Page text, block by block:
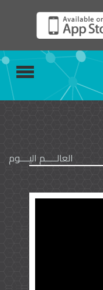
العالـــــم اليــــوم